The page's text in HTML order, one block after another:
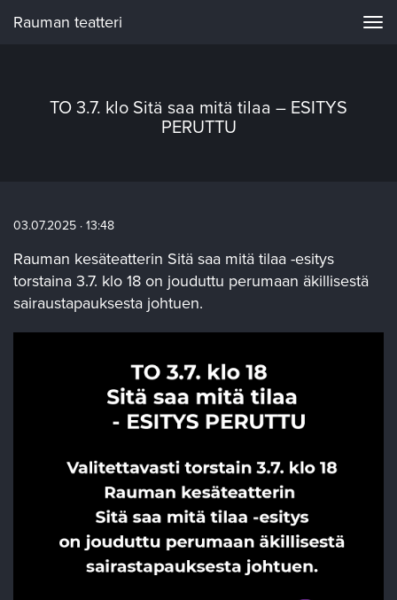
Rauman teatteri
TO 3.7. klo Sitä saa mitä tilaa – ESITYS
PERUTTU
03.07.2025 · 13:48
Rauman kesäteatterin Sitä saa mitä tilaa -esitys
torstaina 3.7. klo 18 on jouduttu perumaan äkillisestä
sairaustapauksesta johtuen.